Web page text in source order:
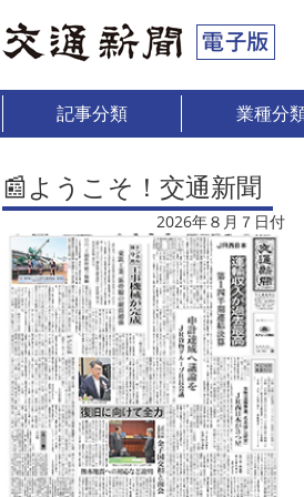
記事分類 業種分
📰ようこそ！交通新聞
2026年８月７日付